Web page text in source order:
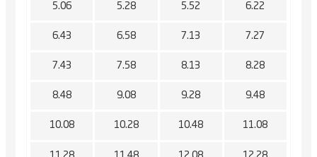
5.06 5.28 5.52 6.22
6.43 6.58 7.13 7.27
7.43 7.58 8.13 8.28
8.48 9.08 9.28 9.48
10.08 10.28 10.48 11.08